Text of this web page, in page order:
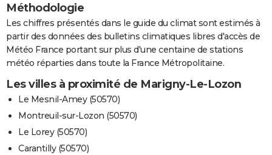
Méthodologie
Les chiffres présentés dans le guide du climat sont estimés à
partir des données des bulletins climatiques libres d'accès de
Météo France portant sur plus d'une centaine de stations
météo réparties dans toute la France Métropolitaine.
Les villes à proximité de Marigny-Le-Lozon
Le Mesnil-Amey (50570)
Montreuil-sur-Lozon (50570)
Le Lorey (50570)
Carantilly (50570)